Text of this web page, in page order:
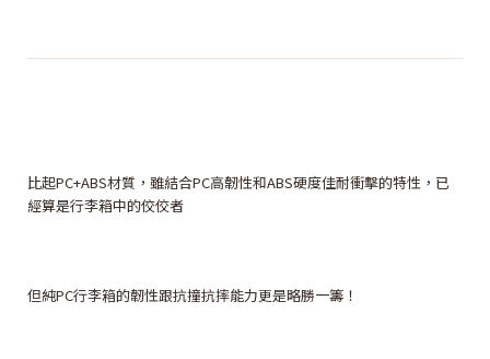
比起PC+ABS材質，雖結合PC高韌性和ABS硬度佳耐衝擊的特性，已
經算是行李箱中的佼佼者
但純PC行李箱的韌性跟抗撞抗摔能力更是略勝一籌！